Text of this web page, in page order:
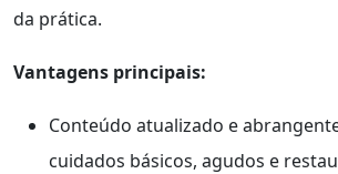
da prática.
Vantagens principais:
Conteúdo atualizado e
cuidados básicos, agudos e